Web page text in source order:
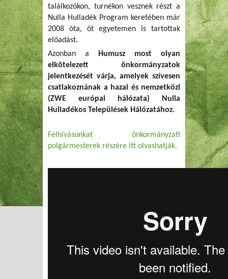
találkozókon, turnékon vesznek részt a
Nulla Hulladék Program keretében már
2008 óta, öt egyetemen is tartottak
előadást.
Azonban a
Humusz most olyan
elkötelezett önkormányzatok
jelentkezését várja, amelyek szívesen
csatlakoznának a hazai és nemzetközi
(ZWE európai hálózata) Nulla
Hulladékos Települések Hálózatához.
Felhívásunkat önkormányzati
polgármesterek részére itt olvashatják.